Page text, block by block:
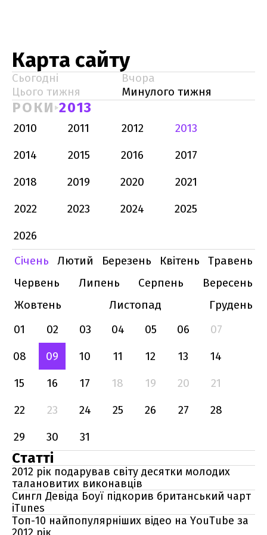
Карта сайту
Сьогодні
Вчора
Цього тижня
Минулого тижня
РОКИ 2013
2010 2011 2012
2013
2014
2015 2016
2017
2018
2019 2020
2021
2022
2023 2024
2025
2026
Січень
Лютий Березень Квітень
Травень
Червень
Липень Серпень
Вересень
Жовтень
Листопад
Грудень
01
02 03 04 05 06
07
08
09 10 11 12 13
14
15
16 17 18 19 20
21
22
23 24 25 26 27
28
29
30 31
Статті
2012 рік подарував світу десятки молодих
талановитих виконавців
Сингл Девіда Боуї підкорив британський чарт
iTunes
Топ-10 найпопулярніших відео на YouTube за